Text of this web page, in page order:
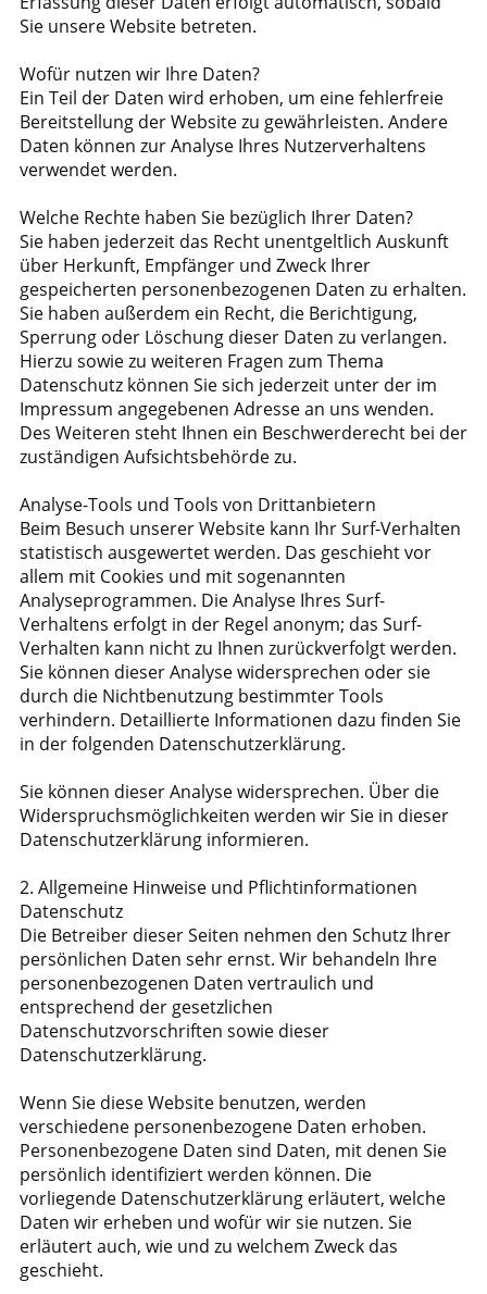
Sie unsere Website betreten.
Wofür nutzen wir Ihre Daten?
Ein Teil der Daten wird erhoben, um eine fehlerfreie
Bereitstellung der Website zu gewährleisten. Andere
Daten können zur Analyse Ihres Nutzerverhaltens
verwendet werden.
Welche Rechte haben Sie bezüglich Ihrer Daten?
Sie haben jederzeit das Recht unentgeltlich Auskunft
über Herkunft, Empfänger und Zweck Ihrer
gespeicherten personenbezogenen Daten zu erhalten.
Sie haben außerdem ein Recht, die Berichtigung,
Sperrung oder Löschung dieser Daten zu verlangen.
Hierzu sowie zu weiteren Fragen zum Thema
Datenschutz können Sie sich jederzeit unter der im
Impressum angegebenen Adresse an uns wenden.
Des Weiteren steht Ihnen ein Beschwerderecht bei der
zuständigen Aufsichtsbehörde zu.
Analyse-Tools und Tools von Drittanbietern
Beim Besuch unserer Website kann Ihr Surf-Verhalten
statistisch ausgewertet werden. Das geschieht vor
allem mit Cookies und mit sogenannten
Analyseprogrammen. Die Analyse Ihres Surf-
Verhaltens erfolgt in der Regel anonym; das Surf-
Verhalten kann nicht zu Ihnen zurückverfolgt werden.
Sie können dieser Analyse widersprechen oder sie
durch die Nichtbenutzung bestimmter Tools
verhindern. Detaillierte Informationen dazu finden Sie
in der folgenden Datenschutzerklärung.
Sie können dieser Analyse widersprechen. Über die
Widerspruchsmöglichkeiten werden wir Sie in dieser
Datenschutzerklärung informieren.
2. Allgemeine Hinweise und Pflichtinformationen
Datenschutz
Die Betreiber dieser Seiten nehmen den Schutz Ihrer
persönlichen Daten sehr ernst. Wir behandeln Ihre
personenbezogenen Daten vertraulich und
entsprechend der gesetzlichen
Datenschutzvorschriften sowie dieser
Datenschutzerklärung.
Wenn Sie diese Website benutzen, werden
verschiedene personenbezogene Daten erhoben.
Personenbezogene Daten sind Daten, mit denen Sie
persönlich identifiziert werden können. Die
vorliegende Datenschutzerklärung erläutert, welche
Daten wir erheben und wofür wir sie nutzen. Sie
erläutert auch, wie und zu welchem Zweck das
geschieht.